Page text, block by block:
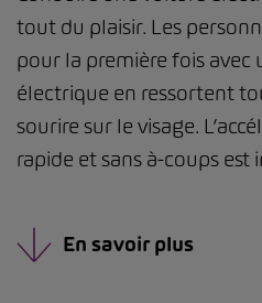
tout du plaisir. Les
pour la première fois avec
électrique en ressortent
sourire sur le visage.
rapide et sans à-coups est
En savoir plus